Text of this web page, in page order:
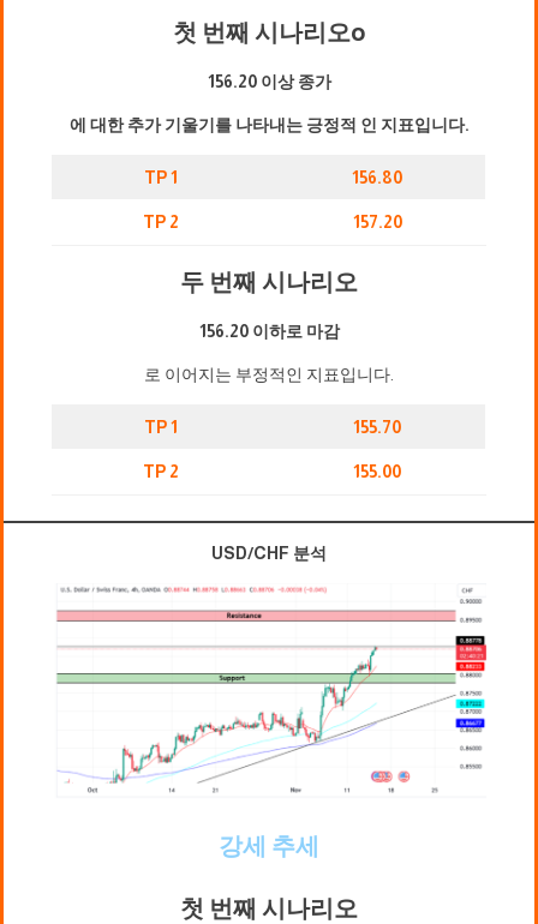
첫 번째 시나리오o
156.20 이상 종가
에 대한 추가 기울기를 나타내는 긍정적 인 지표입니다.
TP 1 156.80
TP 2 157.20
두 번째 시나리오
156.20 이하로 마감
로 이어지는 부정적인 지표입니다.
TP 1 155.70
TP 2 155.00
USD/CHF 분석
강세 추세
첫 번째 시나리오